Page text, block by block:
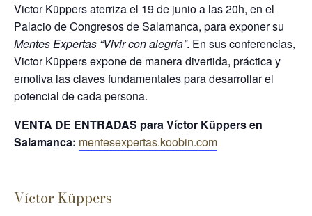
Victor Küppers aterriza el 19 de junio a las 20h, en el
Palacio de Congresos de Salamanca, para exponer su
Mentes Expertas “Vivir con alegría”. En sus conferencias,
Victor Küppers expone de manera divertida, práctica y
emotiva las claves fundamentales para desarrollar el
potencial de cada persona.
VENTA DE ENTRADAS para Víctor Küppers en
Salamanca: mentesexpertas.koobin.com
Víctor Küppers